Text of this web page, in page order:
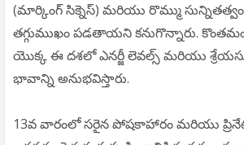
(మార్కింగ్ సిక్నెస్) మరియు రొమ్ము
తగ్గుముఖం పడతాయని కనుగొన్నారు.
యొక్క ఈ దశలో ఎనర్జీ లెవల్స్ మరియు
భావాన్ని అనుభవిస్తారు.
13వ వారంలో సరైన పోషకాహారం మరియు